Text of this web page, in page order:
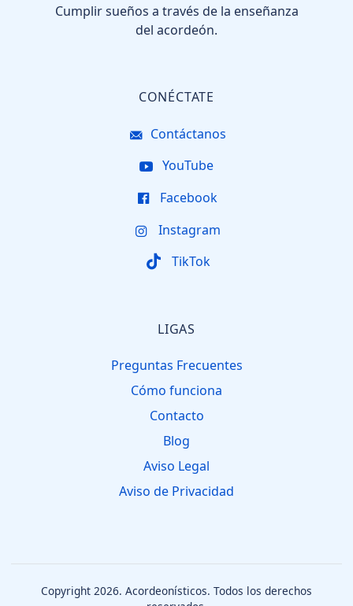
Cumplir sueños a través de la enseñanza
del acordeón.
CONÉCTATE
Contáctanos
YouTube
Facebook
Instagram
TikTok
LIGAS
Preguntas Frecuentes
Cómo funciona
Contacto
Blog
Aviso Legal
Aviso de Privacidad
Copyright 2026. Acordeonísticos. Todos los derechos